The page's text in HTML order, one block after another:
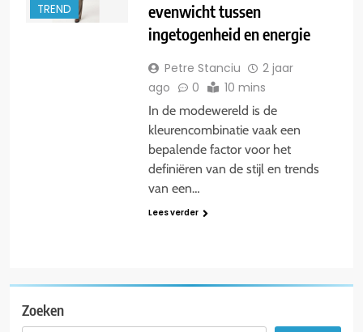
TREND
evenwicht tussen
ingetogenheid en energie
Petre Stanciu
2 jaar
ago
0 10 mins
In de modewereld is de
kleurencombinatie vaak een
bepalende factor voor het
definiëren van de stijl en trends
van een…
Lees verder
Zoeken